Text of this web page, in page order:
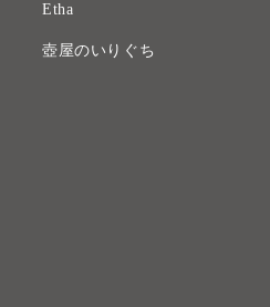
Etha
壺屋のいりぐち